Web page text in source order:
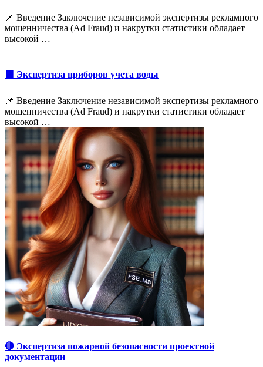
📌 Введение Заключение независимой экспертизы рекламного
мошенничества (Ad Fraud) и накрутки статистики обладает
высокой …
🟩 Экспертиза приборов учета воды
📌 Введение Заключение независимой экспертизы рекламного
мошенничества (Ad Fraud) и накрутки статистики обладает
высокой …
🔴 Экспертиза пожарной безопасности проектной
документации